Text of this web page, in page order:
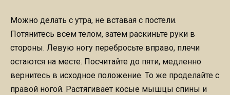
Можно делать с утра, не вставая с постели.
Потянитесь всем телом, затем раскиньте руки в
стороны. Левую ногу перебросьте вправо, плечи
остаются на месте. Посчитайте до пяти, медленно
вернитесь в исходное положение. То же проделайте с
правой ногой. Растягивает косые мышцы спины и